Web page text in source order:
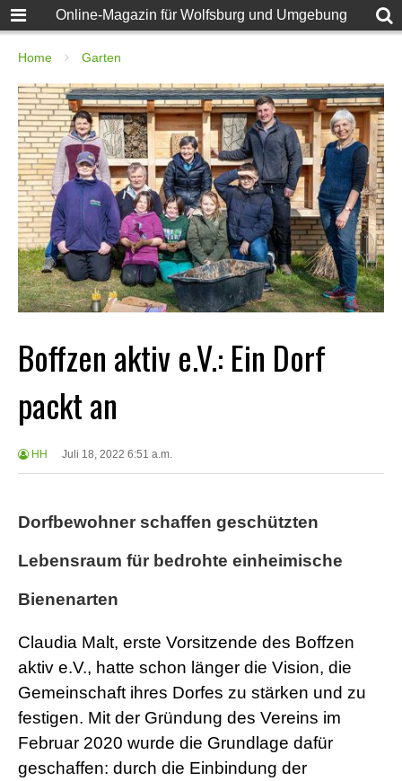
Online-Magazin für Wolfsburg und Umgebung
Home Garten
Boffzen aktiv e.V.: Ein Dorf
packt an
HH Juli 18, 2022 6:51 a.m.
Dorfbewohner schaffen geschützten
Lebensraum für bedrohte einheimische
Bienenarten
Claudia Malt, erste Vorsitzende des Boffzen
aktiv e.V., hatte schon länger die Vision, die
Gemeinschaft ihres Dorfes zu stärken und zu
festigen. Mit der Gründung des Vereins im
Februar 2020 wurde die Grundlage dafür
geschaffen: durch die Einbindung der